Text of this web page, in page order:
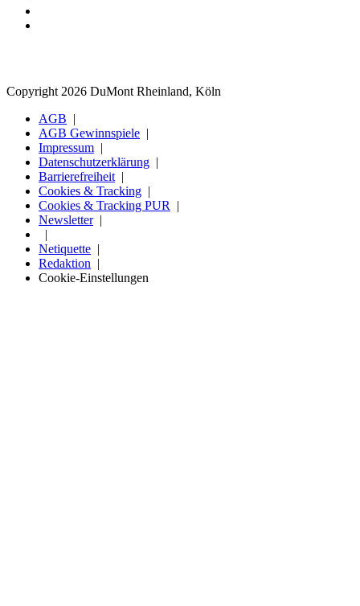
Copyright 2026 DuMont Rheinland, Köln
AGB
AGB Gewinnspiele
Impressum
Datenschutzerklärung
Barrierefreiheit
Cookies & Tracking
Cookies & Tracking PUR
Newsletter
Netiquette
Redaktion
Cookie-Einstellungen